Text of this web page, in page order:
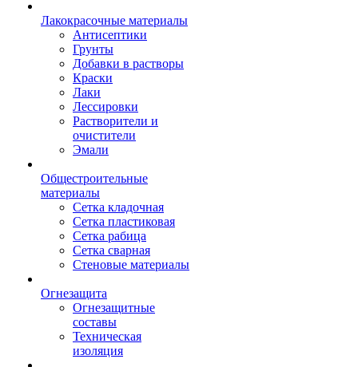
Лакокрасочные материалы
Антисептики
Грунты
Добавки в растворы
Краски
Лаки
Лессировки
Растворители и
очистители
Эмали
Общестроительные
материалы
Сетка кладочная
Сетка пластиковая
Сетка рабица
Сетка сварная
Стеновые материалы
Огнезащита
Огнезащитные
составы
Техническая
изоляция